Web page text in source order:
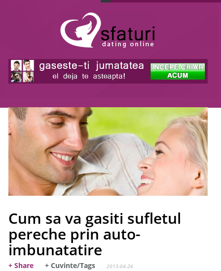
Cum sa va gasiti sufletul
pereche prin auto-
imbunatatire
+ Share + Cuvinte/Tags 2013-04-26